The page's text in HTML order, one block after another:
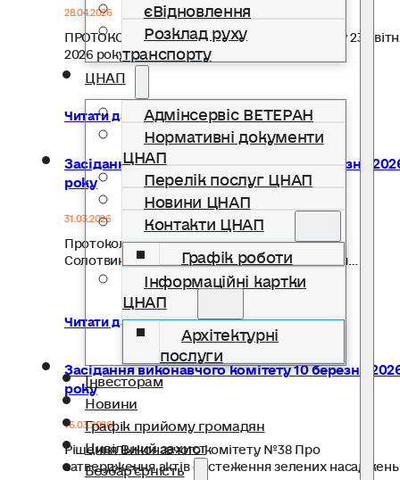
єВідновлення
Розклад руху
транспорту
ЦНАП
Адмінсервіс ВЕТЕРАН
Нормативні документи
ЦНАП
Перелік послуг ЦНАП
Новини ЦНАП
Контакти ЦНАП
Графік роботи
Інформаційні картки
ЦНАП
Архітектурні
послуги
Інвесторам
Новини
Графік прийому громадян
Цивільний захист
Безбар’єрність
28.04.2026
ПРОТОКОЛ Засідання Виконавчого комітету 23
2026 року Рішення Виконавчого…
Читати далі...
Засідання Виконавчого комітету 27 березня
року
31.03.2026
Протокол засідання Виконавчого комітету
Солотвинської селищної ради від 27 березня…
Читати далі...
Засідання виконавчого комітету 10 березня
року
16.03.2026
Рішення Виконавчого комітету №38 Про
затвердження актів обстеження зелених